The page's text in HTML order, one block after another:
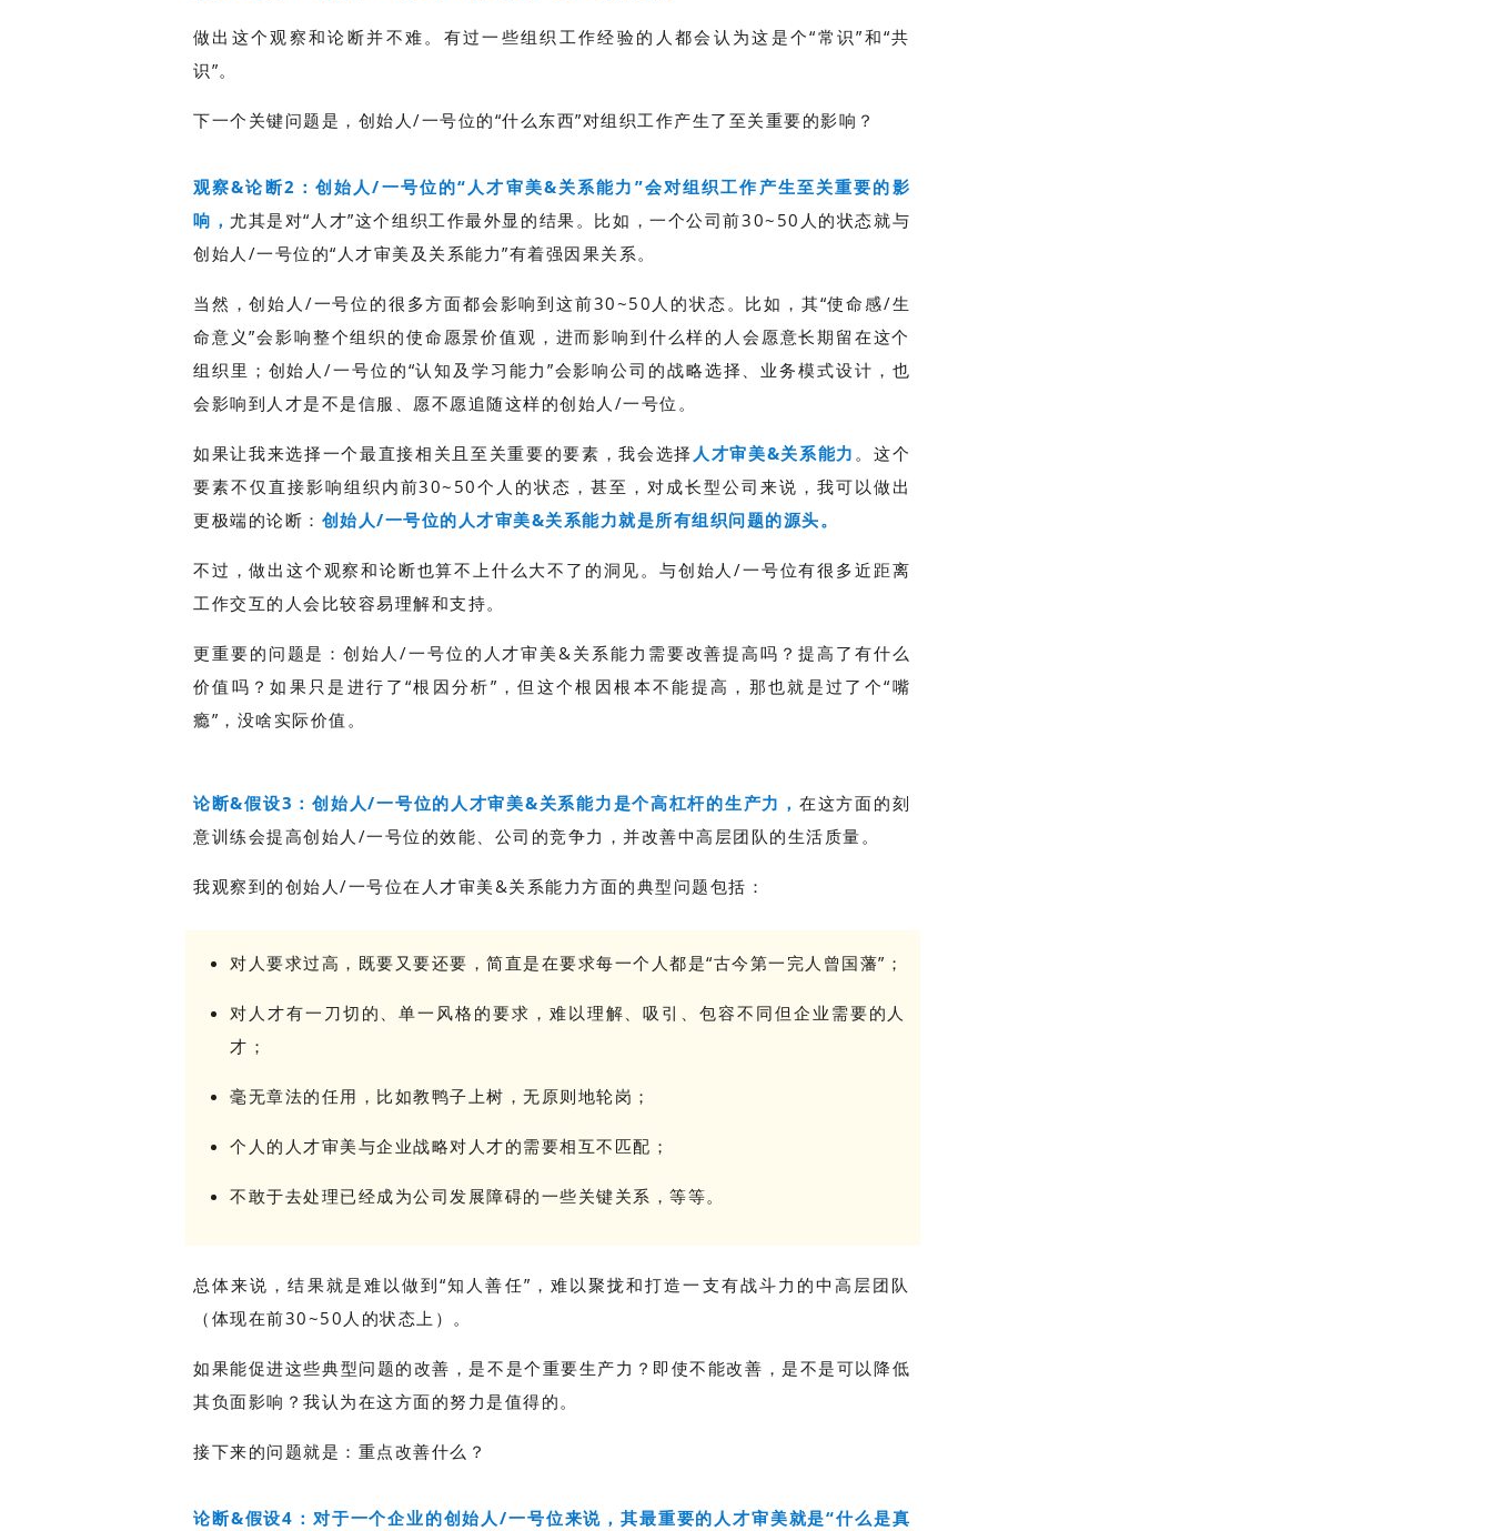
做出这个观察和论断并不难。有过一些组织工作经验的人都会认为这是个“常识”和“共
识”。
下一个关键问题是，创始人/一号位的“什么东西”对组织工作产生了至关重要的影响？
观察&论断2：创始人/一号位的“人才审美&关系能力”会对组织工作产生至关重要的影
响， 尤其是对“人才”这个组织工作最外显的结果。比如，一个公司前30~50人的状态就与
创始人/一号位的“人才审美及关系能力”有着强因果关系。
当然，创始人/一号位的很多方面都会影响到这前30~50人的状态。比如，其“使命感/生
命意义”会影响整个组织的使命愿景价值观，进而影响到什么样的人会愿意长期留在这个
组织里；创始人/一号位的“认知及学习能力”会影响公司的战略选择、业务模式设计，也
会影响到人才是不是信服、愿不愿追随这样的创始人/一号位。
如果让我来选择一个最直接相关且至关重要的要素，我会选择 人才审美&关系能力 。这个
要素不仅直接影响组织内前30~50个人的状态，甚至，对成长型公司来说，我可以做出
更极端的论断： 创始人/一号位的人才审美&关系能力就是所有组织问题的源头。
不过，做出这个观察和论断也算不上什么大不了的洞见。与创始人/一号位有很多近距离
工作交互的人会比较容易理解和支持。
更重要的问题是：创始人/一号位的人才审美&关系能力需要改善提高吗？提高了有什么
价值吗？如果只是进行了“根因分析”，但这个根因根本不能提高，那也就是过了个“嘴
瘾”，没啥实际价值。
论断&假设3：创始人/一号位的人才审美&关系能力是个高杠杆的生产力， 在这方面的刻
意训练会提高创始人/一号位的效能、公司的竞争力，并改善中高层团队的生活质量。
我观察到的创始人/一号位在人才审美&关系能力方面的典型问题包括：
对人要求过高，既要又要还要，简直是在要求每一个人都是“古今第一完人曾国藩”；
对人才有一刀切的、单一风格的要求，难以理解、吸引、包容不同但企业需要的人
才；
毫无章法的任用，比如教鸭子上树，无原则地轮岗；
个人的人才审美与企业战略对人才的需要相互不匹配；
不敢于去处理已经成为公司发展障碍的一些关键关系，等等。
总体来说，结果就是难以做到“知人善任”，难以聚拢和打造一支有战斗力的中高层团队
（体现在前30~50人的状态上）。
如果能促进这些典型问题的改善，是不是个重要生产力？即使不能改善，是不是可以降低
其负面影响？我认为在这方面的努力是值得的。
接下来的问题就是：重点改善什么？
论断&假设4：对于一个企业的创始人/一号位来说，其最重要的人才审美就是“什么是真